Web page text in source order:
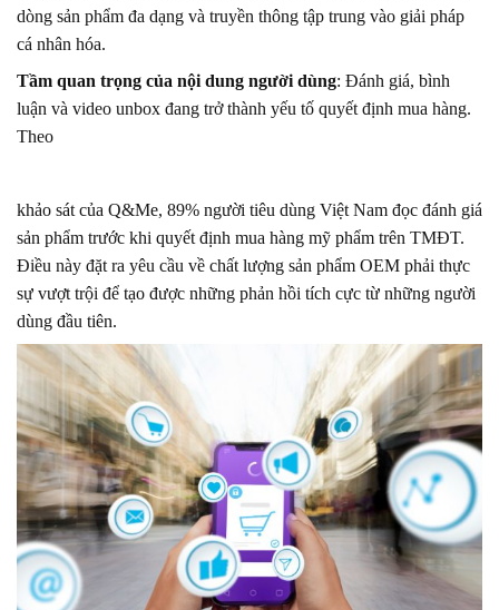
dòng sản phẩm đa dạng và truyền thông tập trung vào giải pháp
cá nhân hóa.
Tầm quan trọng của nội dung người dùng: Đánh giá, bình
luận và video unbox đang trở thành yếu tố quyết định mua hàng.
Theo
khảo sát của Q&Me, 89% người tiêu dùng Việt Nam đọc đánh giá
sản phẩm trước khi quyết định mua hàng mỹ phẩm trên TMĐT.
Điều này đặt ra yêu cầu về chất lượng sản phẩm OEM phải thực
sự vượt trội để tạo được những phản hồi tích cực từ những người
dùng đầu tiên.